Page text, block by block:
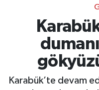
Karabük’te devam
EKONOMİ
SAĞLIK
SPOR
Trafik Durumu
Süper Lig Puan
Tüm Manşetler